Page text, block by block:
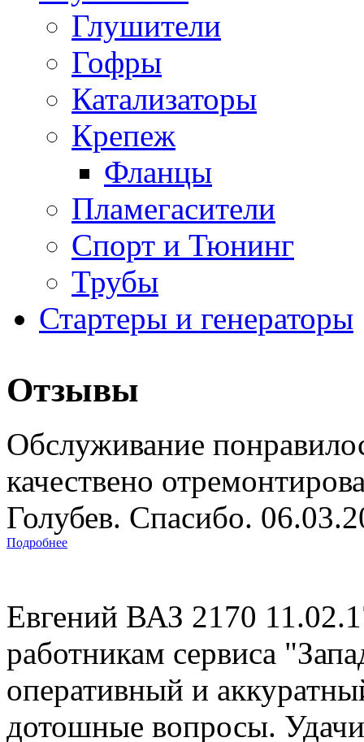
Глушители
Гофры
Катализаторы
Крепеж
Фланцы
Пламегасители
Спорт и Тюнинг
Трубы
Стартеры и генераторы
Отзывы
Обслуживание
качествено
Голубев. Спасибо.
Подробнее
Евгений ВАЗ 2170
работникам сервиса
оперативный и
дотошные вопросы. Удачи